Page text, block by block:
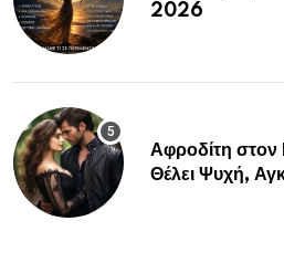
2026
Αφροδίτη
Θέλει Ψυχή,